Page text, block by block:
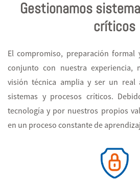
Gestionamos
críticos
El compromiso, preparación formal
conjunto con nuestra experiencia,
visión técnica amplia y ser un
sistemas y procesos críticos.
tecnología y por nuestros propios
en un proceso constante de